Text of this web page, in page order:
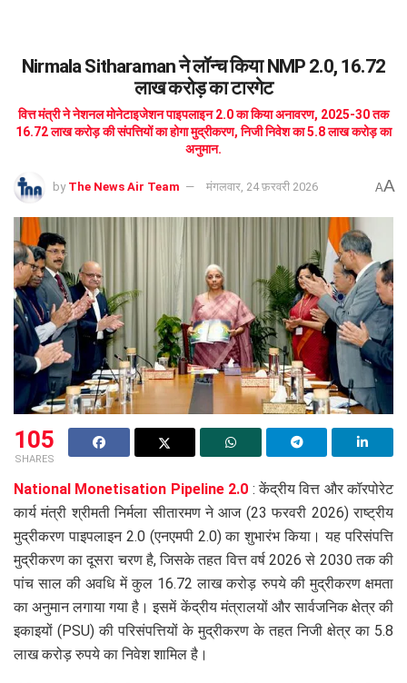
Nirmala Sitharaman ने लॉन्च किया NMP 2.0, 16.72
लाख करोड़ का टारगेट
वित्त मंत्री ने नेशनल मोनेटाइजेशन पाइपलाइन 2.0 का किया अनावरण, 2025-30 तक
16.72 लाख करोड़ की संपत्तियों का होगा मुद्रीकरण, निजी निवेश का 5.8 लाख करोड़ का
अनुमान.
by The News Air Team मंगलवार, 24 फ़रवरी 2026 AA
105
SHARES
National Monetisation Pipeline 2.0 : केंद्रीय वित्त और कॉरपोरेट
कार्य मंत्री श्रीमती निर्मला सीतारमण ने आज (23 फरवरी 2026) राष्ट्रीय
मुद्रीकरण पाइपलाइन 2.0 (एनएमपी 2.0) का शुभारंभ किया। यह परिसंपत्ति
मुद्रीकरण का दूसरा चरण है, जिसके तहत वित्त वर्ष 2026 से 2030 तक की
पांच साल की अवधि में कुल 16.72 लाख करोड़ रुपये की मुद्रीकरण क्षमता
का अनुमान लगाया गया है। इसमें केंद्रीय मंत्रालयों और सार्वजनिक क्षेत्र की
इकाइयों (PSU) की परिसंपत्तियों के मुद्रीकरण के तहत निजी क्षेत्र का 5.8
लाख करोड़ रुपये का निवेश शामिल है।